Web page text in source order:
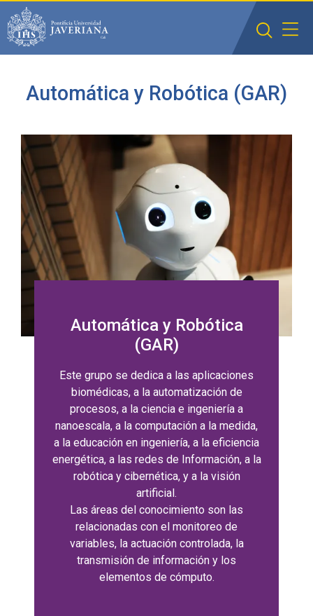
Automática y Robótica (GAR)
Automática y Robótica
(GAR)
Este grupo se dedica a las aplicaciones
biomédicas, a la automatización de
procesos, a la ciencia e ingeniería a
nanoescala, a la computación a la medida,
a la educación en ingeniería, a la eficiencia
energética, a las redes de Información, a la
robótica y cibernética, y a la visión
artificial.
Las áreas del conocimiento son las
relacionadas con el monitoreo de
variables, la actuación controlada, la
transmisión de información y los
elementos de cómputo.